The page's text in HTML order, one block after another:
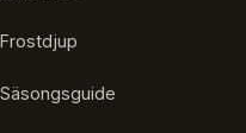
Frostdjup
Säsongsguide